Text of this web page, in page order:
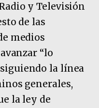
y Televisión
de las
medios
“lo
la línea
generales,
la ley de